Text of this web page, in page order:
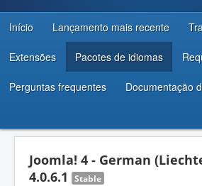
RECURSOS PARA PROGRAMADORES
Início Lançamento mais recente
Extensões Pacotes de idiomas
Perguntas frequentes Documentação
Joomla! 4 - German
4.0.6.1
Stable